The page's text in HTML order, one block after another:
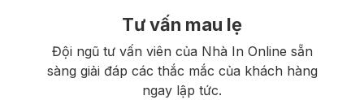
Tư vấn mau lẹ
Đội ngũ tư vấn viên của Nhà In Online sẵn
sàng giải đáp các thắc mắc của khách hàng
ngay lập tức.